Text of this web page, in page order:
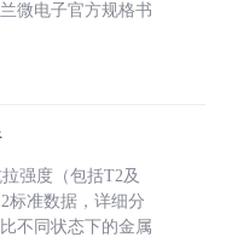
微电子官方规格书
强度（包括T2及
标准数据，详细分
不同状态下的金属